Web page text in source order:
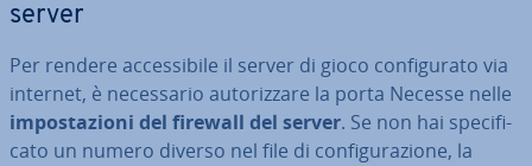
server
Per rendere ac­ces­si­bi­le il server di gioco con­fi­gu­ra­to via
internet, è ne­ces­sa­rio au­to­riz­za­re la porta Necesse nelle
im­po­sta­zio­ni del firewall del server. Se non hai spe­ci­fi­
ca­to un numero diverso nel file di con­fi­gu­ra­zio­ne, la